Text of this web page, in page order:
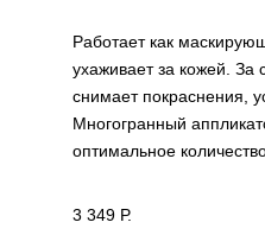
Работает как
ухаживает за кожей. За
снимает покраснения,
Многогранный
оптимальное
3 349 Р.